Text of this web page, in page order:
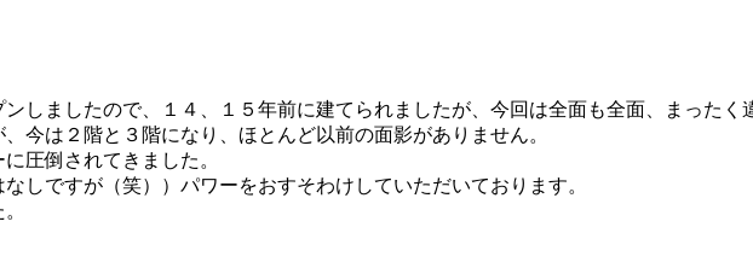
しましたので、１４、１５年前に建てられましたが、今回は全面も全面、まったく
今は２階と３階になり、ほとんど以前の面影がありません。
圧倒されてきました。
しですが（笑））パワーをおすそわけしていただいております。